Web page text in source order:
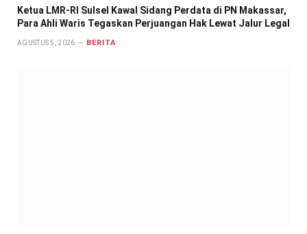
Ketua LMR-RI Sulsel Kawal Sidang Perdata di PN Makassar,
Para Ahli Waris Tegaskan Perjuangan Hak Lewat Jalur Legal
AGUSTUS 5, 2026 BERITA